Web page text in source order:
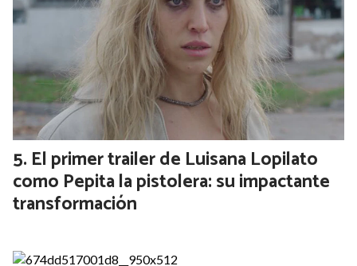
Prefectura Naval intimó a más de 500
trabajadores a levantar el paro que frenó
la actividad en los puertos: hay 140
barcos detenidos